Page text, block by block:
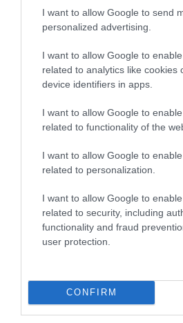
I want to allow Google to send
personalized advertising.
I want to allow Google to
related to analytics like cookies
device identifiers in apps.
I want to allow Google to
related to functionality of the
I want to allow Google to
related to personalization.
I want to allow Google to
related to security, including
functionality and fraud
user protection.
CONFIRM
Δείτε τις
γεννήσει σε παραλία
προειδοποίηση των
Το ζώο δεν τα κατάφερε και